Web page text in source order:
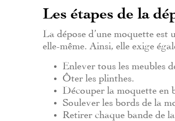
Les étapes de la
La dépose d’une moquette est
elle-même. Ainsi, elle exige
Enlever tous les meubles
Ôter les plinthes.
Découper la moquette en
Soulever les bords de la
Retirer chaque bande de la